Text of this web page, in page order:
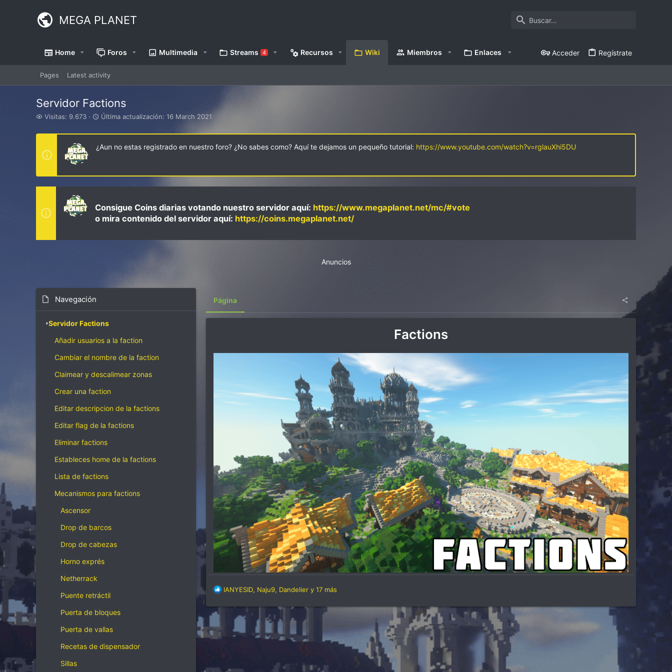
MEGA PLANET
Home Foros Multimedia Streams 4 Recursos Wiki Miembros Enlaces Acceder Regístrate
Pages Latest activity
Servidor Factions
V
s
t
a
Visitas: 9.673
Ú
t
i
m
c
t
a
a
Última actualización: 16 March 2021
¿Aun no estas registrado en nuestro foro? ¿No sabes como? Aquí te dejamos un pequeño tutorial: https://www.youtube.com/watch?v=rglauXhi5DU
Consigue Coins diarias votando nuestro servidor aquí: https://www.megaplanet.net/mc/#vote
o mira contenido del servidor aquí: https://coins.megaplanet.net/
Anuncios
Navegación
Servidor Factions
Añadir usuarios a la faction
Cambiar el nombre de la faction
Claimear y descalimear zonas
Crear una faction
Editar descripcion de la factions
Editar flag de la factions
Eliminar factions
Estableces home de la factions
Lista de factions
Mecanismos para factions
Ascensor
Drop de barcos
Drop de cabezas
Horno exprés
Netherrack
Puente retráctil
Puerta de bloques
Puerta de vallas
Recetas de dispensador
Sillas
Página
Factions
R
a
o
n
s
IANYESID, Naju9, Dandelier y 17 más